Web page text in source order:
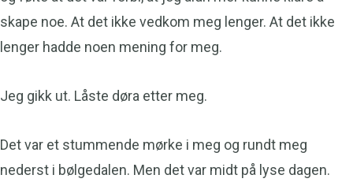
skape noe. At det ikke vedkom meg lenger. At det ikke
lenger hadde noen mening for meg.
Jeg gikk ut. Låste døra etter meg.
Det var et stummende mørke i meg og rundt meg
nederst i bølgedalen. Men det var midt på lyse dagen.